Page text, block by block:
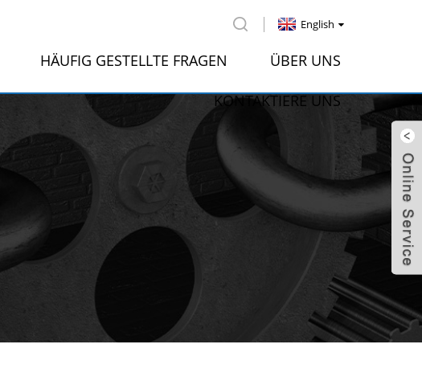
HÄUFIG GESTELLTE FRAGEN ÜBER UNS
KONTAKTIERE UNS
English